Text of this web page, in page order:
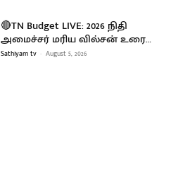
🔴TN Budget LIVE: 2026 நிதி
அமைச்சர் மரிய வில்சன் உரை…
Sathiyam tv - August 5, 2026